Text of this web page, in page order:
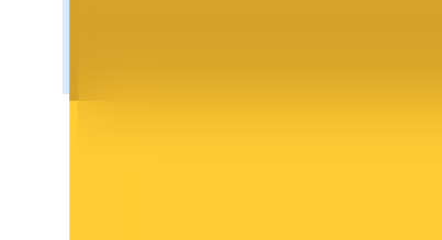
Des investissements exclusifs pour les détenteurs de BTR